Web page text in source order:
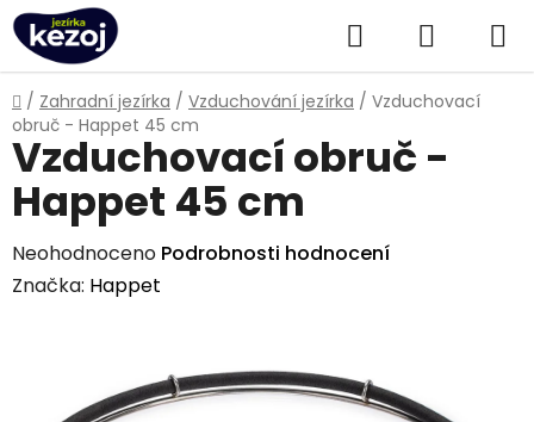
Přejít
na
obsah
Hledat
KOŠÍK
Domů
/ Zahradní jezírka / Vzduchování jezírka / Vzduchovací
obruč - Happet 45 cm
Vzduchovací obruč -
Happet 45 cm
Průměrné
hodnocení
Neohodnoceno Podrobnosti hodnocení
Značka: Happet